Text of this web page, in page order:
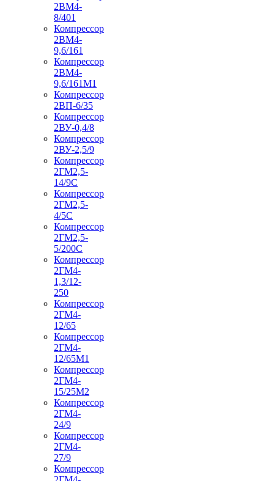
2ВМ4-
8/401
Компрессор
2ВМ4-
9,6/161
Компрессор
2ВМ4-
9,6/161М1
Компрессор
2ВП-6/35
Компрессор
2ВУ-0,4/8
Компрессор
2ВУ-2,5/9
Компрессор
2ГМ2,5-
14/9С
Компрессор
2ГМ2,5-
4/5С
Компрессор
2ГМ2,5-
5/200С
Компрессор
2ГМ4-
1,3/12-
250
Компрессор
2ГМ4-
12/65
Компрессор
2ГМ4-
12/65М1
Компрессор
2ГМ4-
15/25М2
Компрессор
2ГМ4-
24/9
Компрессор
2ГМ4-
27/9
Компрессор